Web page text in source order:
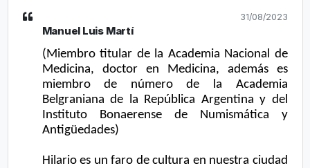
31/08/2023
Manuel Luis Martí
(Miembro titular de la Academia Nacional de
Medicina, doctor en Medicina, además es
miembro de número de la Academia
Belgraniana de la República Argentina y del
Instituto Bonaerense de Numismática y
Antigüedades)
Hilario es un faro de cultura en nuestra ciudad